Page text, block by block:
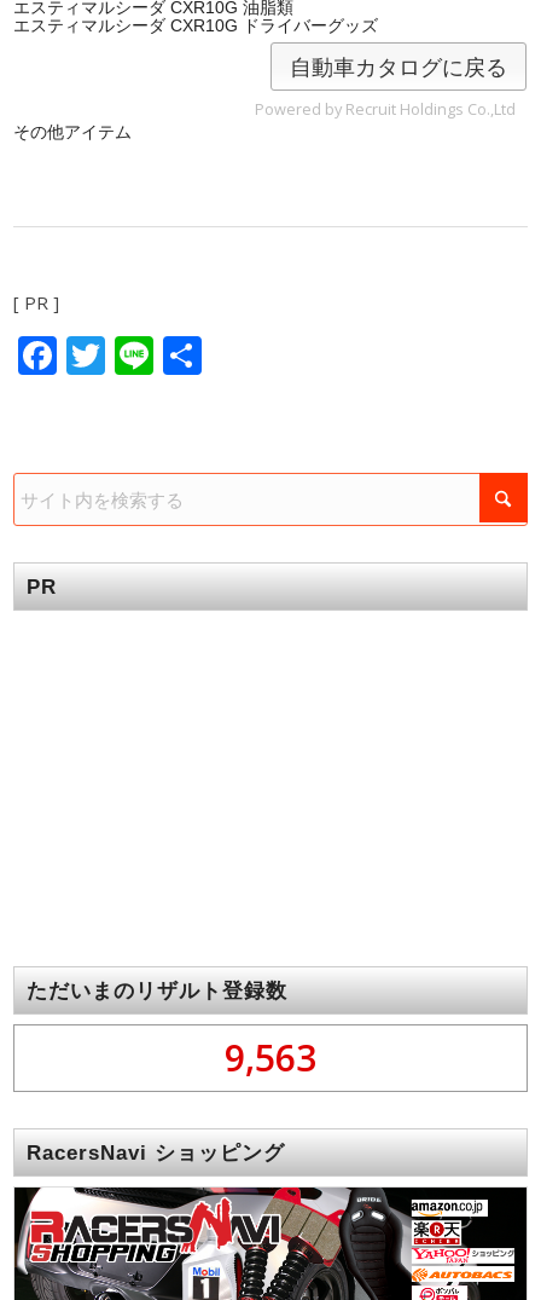
エスティマルシーダ CXR10G 油脂類
エスティマルシーダ CXR10G ドライバーグッズ
自動車カタログに戻る
Powered by Recruit Holdings Co.,Ltd
その他アイテム
[ PR ]
Facebook
Twitter
Line
PR
ただいまのリザルト登録数
9,563
RacersNavi ショッピング